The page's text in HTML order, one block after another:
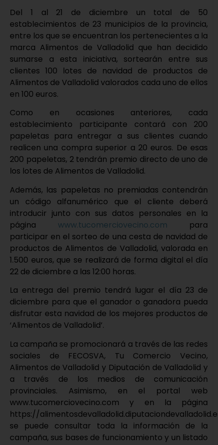
Del 1 al 21 de diciembre un total de 50
establecimientos de 23 municipios de la provincia,
entre los que se encuentran los pertenecientes a la
marca Alimentos de Valladolid que han decidido
sumarse a esta iniciativa, sortearán entre sus
clientes 100 lotes de navidad de productos de
Alimentos de Valladolid valorados cada uno de ellos
en 100 euros.
Como en ocasiones anteriores, cada
establecimiento participante contará con 200
papeletas para entregar a sus clientes cuando
realicen una compra superior a 20 euros. De esas
200 papeletas, 2 tendrán premio directo de uno de
los lotes de Alimentos de Valladolid.
Además, las papeletas no premiadas contendrán
un código alfanumérico que el cliente deberá
introducir junto con sus datos personales en la
página www.tucomerciovecino.com para
participar en el sorteo de una cesta de navidad de
productos de Alimentos de Valladolid, valorada en
1.500 euros, que se realizará de forma digital el día
22 de diciembre a las 12:00 horas.
La entrega del premio tendrá lugar el día 23 de
diciembre para que el ganador o ganadora pueda
disfrutar esta navidad de los mejores productos de
‘Alimentos de Valladolid’.
La campaña se promocionará a través de las redes
sociales de FECOSVA, Tu Comercio Vecino,
Alimentos de Valladolid y Diputación de Valladolid y
a través de los medios de comunicación
provinciales. Asimismo, en el portal web
www.tucomerciovecino.com y en la página
https://
se puede consultar toda la información de la
campaña, sus bases de funcionamiento y un listado